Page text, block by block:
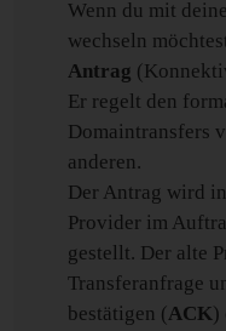
Wenn du mit
wechseln
Antrag
Er regelt den
Domaintransfers
anderen.
Der Antrag wird
Provider im
gestellt. Der alte
Transferanfrage
bestätigen (ACK)